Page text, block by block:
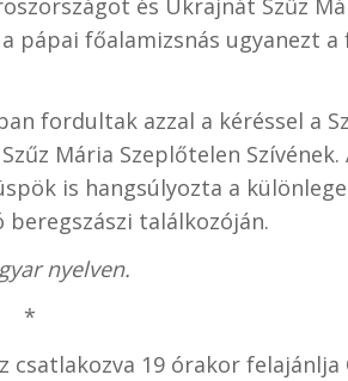
és Ukrajnát Szűz
pápai főalamizsnás ugyanezt
fordultak azzal a kéréssel a
Mária Szeplőtelen Szívének.
is hangsúlyozta a
beregszászi találkozóján.
nyelven.
*
19 órakor